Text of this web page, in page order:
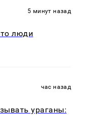
5 минут назад
люди
час назад
ураганы: